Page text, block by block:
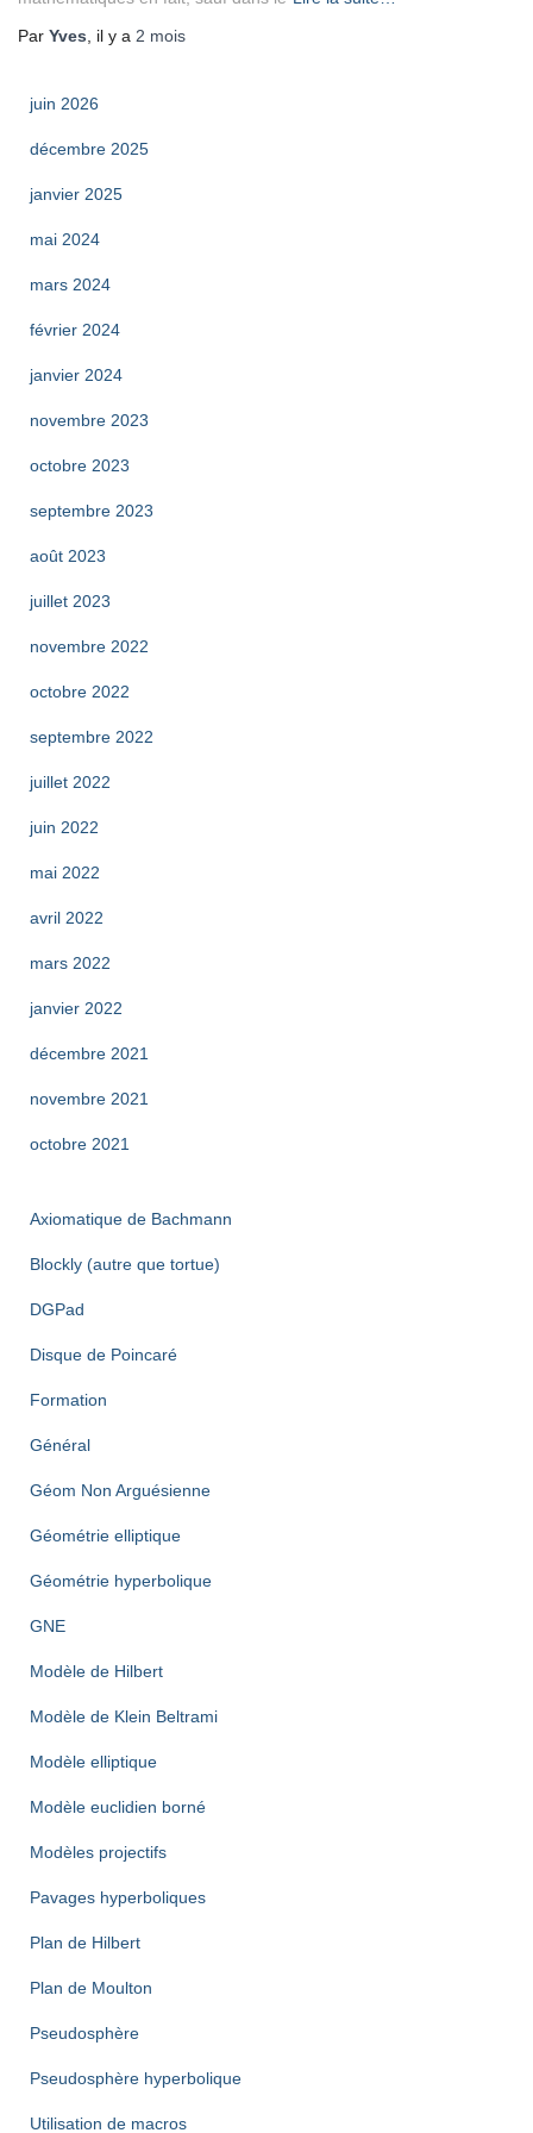
Par Yves , il y a 2 mois
juin 2026
décembre 2025
janvier 2025
mai 2024
mars 2024
février 2024
janvier 2024
novembre 2023
octobre 2023
septembre 2023
août 2023
juillet 2023
novembre 2022
octobre 2022
septembre 2022
juillet 2022
juin 2022
mai 2022
avril 2022
mars 2022
janvier 2022
décembre 2021
novembre 2021
octobre 2021
Axiomatique de Bachmann
Blockly (autre que tortue)
DGPad
Disque de Poincaré
Formation
Général
Géom Non Arguésienne
Géométrie elliptique
Géométrie hyperbolique
GNE
Modèle de Hilbert
Modèle de Klein Beltrami
Modèle elliptique
Modèle euclidien borné
Modèles projectifs
Pavages hyperboliques
Plan de Hilbert
Plan de Moulton
Pseudosphère
Pseudosphère hyperbolique
Utilisation de macros